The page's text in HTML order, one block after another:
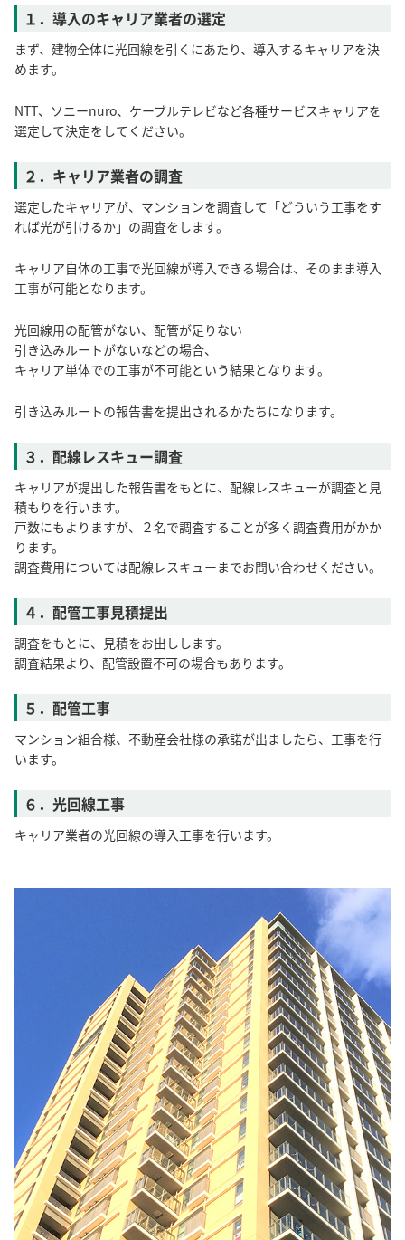
１．導入のキャリア業者の選定
まず、建物全体に光回線を引くにあたり、導入するキャリアを決
めます。
NTT、ソニーnuro、ケーブルテレビなど各種サービスキャリアを
選定して決定をしてください。
２．キャリア業者の調査
選定したキャリアが、マンションを調査して「どういう工事をす
れば光が引けるか」の調査をします。
キャリア自体の工事で光回線が導入できる場合は、そのまま導入
工事が可能となります。
光回線用の配管がない、配管が足りない
引き込みルートがないなどの場合、
キャリア単体での工事が不可能という結果となります。
引き込みルートの報告書を提出されるかたちになります。
３．配線レスキュー調査
キャリアが提出した報告書をもとに、配線レスキューが調査と見
積もりを行います。
戸数にもよりますが、２名で調査することが多く調査費用がかか
ります。
調査費用については配線レスキューまでお問い合わせください。
４．配管工事見積提出
調査をもとに、見積をお出しします。
調査結果より、配管設置不可の場合もあります。
５．配管工事
マンション組合様、不動産会社様の承諾が出ましたら、工事を行
います。
６．光回線工事
キャリア業者の光回線の導入工事を行います。